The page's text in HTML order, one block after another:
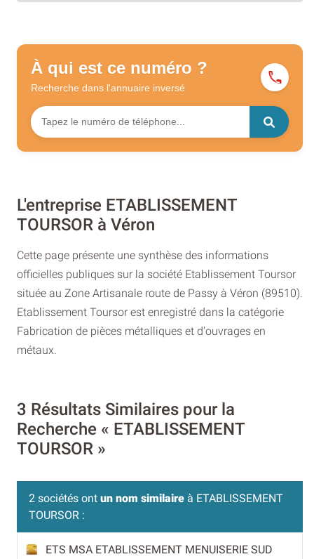
À qui est ce numéro ?
Recherche dans l'annuaire inversé
L'entreprise ETABLISSEMENT
TOURSOR à Véron
Cette page présente une synthèse des informations
officielles publiques sur la société Etablissement Toursor
située au Zone Artisanale route de Passy à Véron (89510).
Etablissement Toursor est enregistré dans la catégorie
Fabrication de pièces métalliques et d'ouvrages en
métaux.
3 Résultats Similaires pour la
Recherche « ETABLISSEMENT
TOURSOR »
2 sociétés ont un nom similaire à ETABLISSEMENT
TOURSOR :
ETS MSA ETABLISSEMENT MENUISERIE SUD